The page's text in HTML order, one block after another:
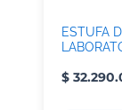
ESTUFA
$